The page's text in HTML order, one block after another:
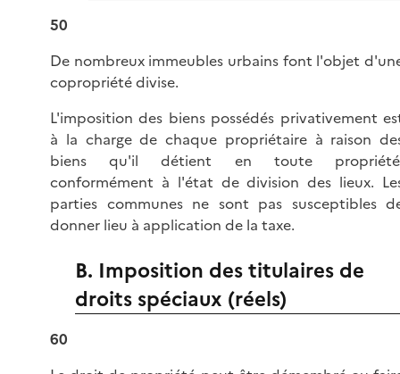
50
De nombreux immeubles urbains font l'objet
copropriété divise.
L'imposition des biens possédés privativement
à la charge de chaque propriétaire à raison
biens qu'il détient en toute
conformément à l'état de division des lieux.
parties communes ne sont pas susceptibles
donner lieu à application de la taxe.
B. Imposition des titulaires de
droits spéciaux (réels)
60